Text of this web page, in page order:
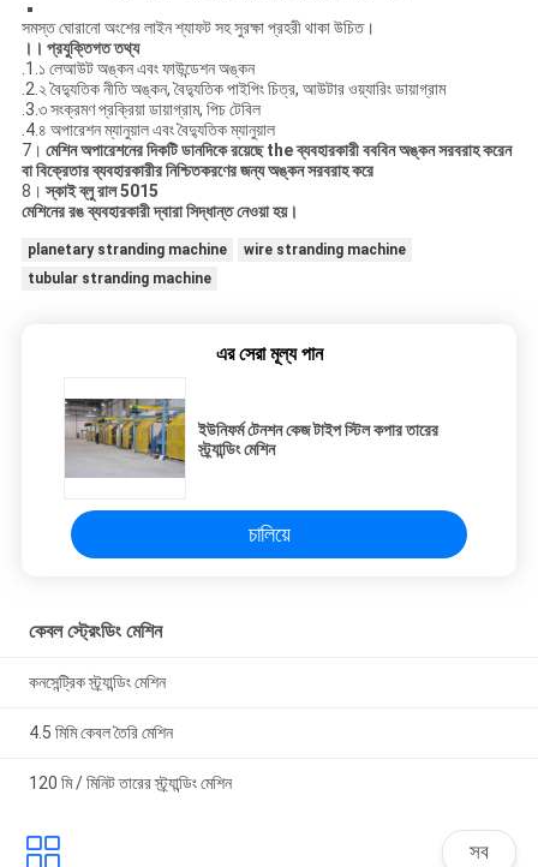
সমস্ত ঘোরানো অংশের লাইন শ্যাফট সহ সুরক্ষা প্রহরী থাকা উচিত।
।। প্রযুক্তিগত তথ্য
.1.১ লেআউট অঙ্কন এবং ফাউন্ডেশন অঙ্কন
.2.২ বৈদ্যুতিক নীতি অঙ্কন, বৈদ্যুতিক পাইপিং চিত্র, আউটার ওয়্যারিং ডায়াগ্রাম
.3.৩ সংক্রমণ প্রক্রিয়া ডায়াগ্রাম, পিচ টেবিল
.4.৪ অপারেশন ম্যানুয়াল এবং বৈদ্যুতিক ম্যানুয়াল
7। মেশিন অপারেশনের দিকটি ডানদিকে রয়েছে theব্যবহারকারী বববিন অঙ্কন সরবরাহ করেন
বা বিক্রেতার ব্যবহারকারীর নিশ্চিতকরণের জন্য অঙ্কন সরবরাহ করে
8।স্কাই ব্লু রাল 5015
মেশিনের রঙ ব্যবহারকারী দ্বারা সিদ্ধান্ত নেওয়া হয়।
planetary stranding machine
wire stranding machine
tubular stranding machine
এর সেরা মূল্য পান
ইউনিফর্ম টেনশন কেজ টাইপ স্টিল কপার তারের
স্ট্র্যান্ডিং মেশিন
চালিয়ে
কেবল স্ট্রেংডিং মেশিন
কনসেন্ট্রিক স্ট্র্যান্ডিং মেশিন
4.5 মিমি কেবল তৈরি মেশিন
120 মি / মিনিট তারের স্ট্র্যান্ডিং মেশিন
সব